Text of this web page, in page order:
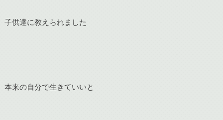
子供達に教えられました
本来の自分で生きていいと